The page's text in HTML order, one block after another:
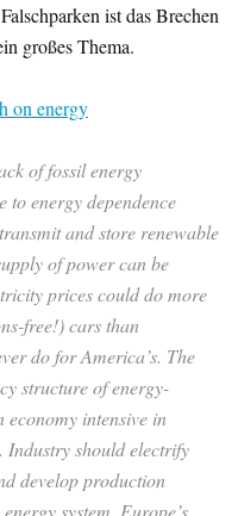
ist das Brechen
großes Thema.
on energy
of fossil energy
to energy dependence
and store renewable
of power can be
prices could do more
free!) cars than
do for America’s. The
structure of energy-
intensive in
Industry should electrify
develop production
system. Europe’s